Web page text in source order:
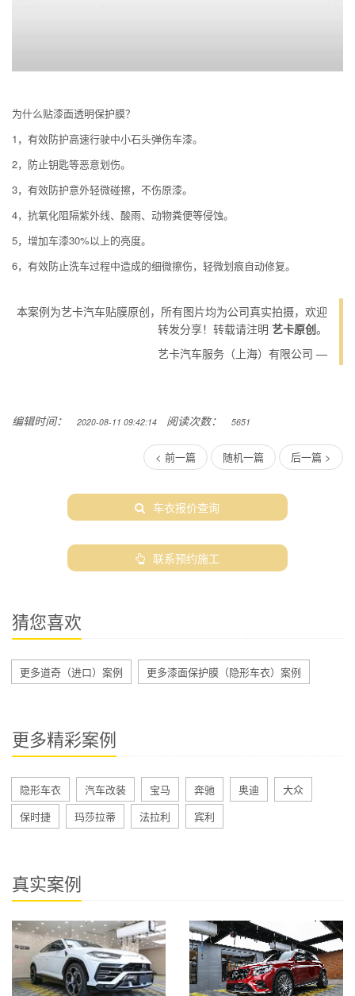
为什么贴漆面透明保护膜？
1，有效防护高速行驶中小石头弹伤车漆。
2，防止钥匙等恶意划伤。
3，有效防护意外轻微碰擦，不伤原漆。
4，抗氧化阻隔紫外线、酸雨、动物粪便等侵蚀。
5，增加车漆30%以上的亮度。
6，有效防止洗车过程中造成的细微擦伤，轻微划痕自动修复。
本案例为艺卡汽车贴膜原创，所有图片均为公司真实拍摄，欢迎
转发分享！转载请注明 艺卡原创。
艺卡汽车服务（上海）有限公司
编辑时间： 2020-08-11 09:42:14 阅读次数： 5651
< 前一篇 随机一篇 后一篇 >
车衣报价查询
联系预约施工
猜您喜欢
更多道奇（进口）案例 更多漆面保护膜（隐形车衣）案例
更多精彩案例
隐形车衣 汽车改装 宝马 奔驰 奥迪
大众
保时捷
玛莎拉蒂 法拉利 宾利
真实案例